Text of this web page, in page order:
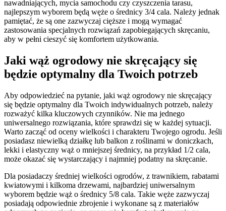
nawadniających, mycia samochodu czy czyszczenia tarasu,
najlepszym wyborem będą węże o średnicy 3/4 cala. Należy jednak
pamiętać, że są one zazwyczaj cięższe i mogą wymagać
zastosowania specjalnych rozwiązań zapobiegających skręcaniu,
aby w pełni cieszyć się komfortem użytkowania.
Jaki wąż ogrodowy nie skręcający się
będzie optymalny dla Twoich potrzeb
Aby odpowiedzieć na pytanie, jaki wąż ogrodowy nie skręcający
się będzie optymalny dla Twoich indywidualnych potrzeb, należy
rozważyć kilka kluczowych czynników. Nie ma jednego
uniwersalnego rozwiązania, które sprawdzi się w każdej sytuacji.
Warto zacząć od oceny wielkości i charakteru Twojego ogrodu. Jeśli
posiadasz niewielką działkę lub balkon z roślinami w doniczkach,
lekki i elastyczny wąż o mniejszej średnicy, na przykład 1/2 cala,
może okazać się wystarczający i najmniej podatny na skręcanie.
Dla posiadaczy średniej wielkości ogrodów, z trawnikiem, rabatami
kwiatowymi i kilkoma drzewami, najbardziej uniwersalnym
wyborem będzie wąż o średnicy 5/8 cala. Takie węże zazwyczaj
posiadają odpowiednie zbrojenie i wykonane są z materiałów